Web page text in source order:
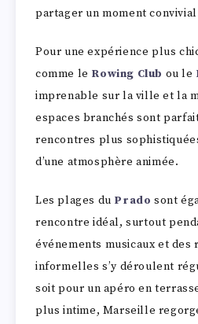
partager un moment
Pour une expérience plus
comme le Rowing Club ou le
imprenable sur la ville et la
espaces branchés sont
rencontres plus
d’une atmosphère animée.
Les plages du Prado sont
rencontre idéal, surtout
événements musicaux et des
informelles s’y déroulent
soit pour un apéro en
plus intime, Marseille